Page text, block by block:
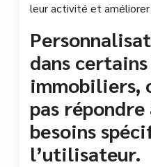
leur activité et
dans
immobiliers,
pas répondre
besoins
l’utilisateur.